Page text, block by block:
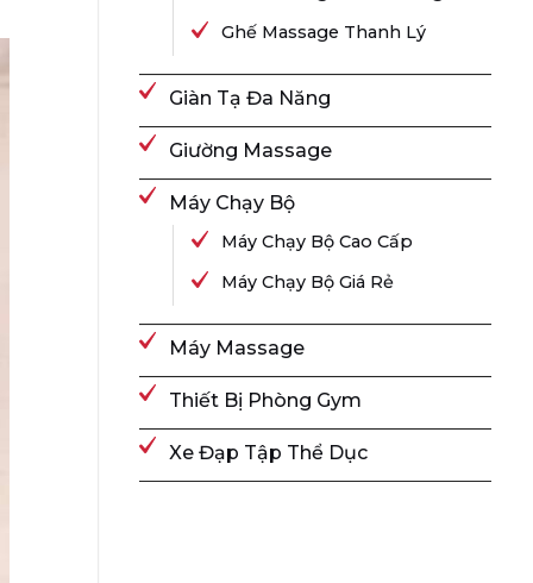
Ghế Massage Thanh Lý
Giàn Tạ Đa Năng
Giường Massage
Máy Chạy Bộ
Máy Chạy Bộ Cao Cấp
Máy Chạy Bộ Giá Rẻ
Máy Massage
Thiết Bị Phòng Gym
Xe Đạp Tập Thể Dục